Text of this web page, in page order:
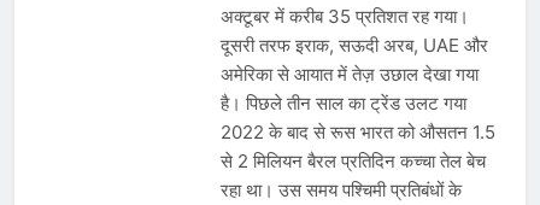
अक्टूबर में करीब 35 प्रतिशत रह गया।
दूसरी तरफ इराक, सऊदी अरब, UAE और
अमेरिका से आयात में तेज़ उछाल देखा गया
है। पिछले तीन साल का ट्रेंड उलट गया
2022 के बाद से रूस भारत को औसतन 1.5
से 2 मिलियन बैरल प्रतिदिन कच्चा तेल बेच
रहा था। उस समय पश्चिमी प्रतिबंधों के